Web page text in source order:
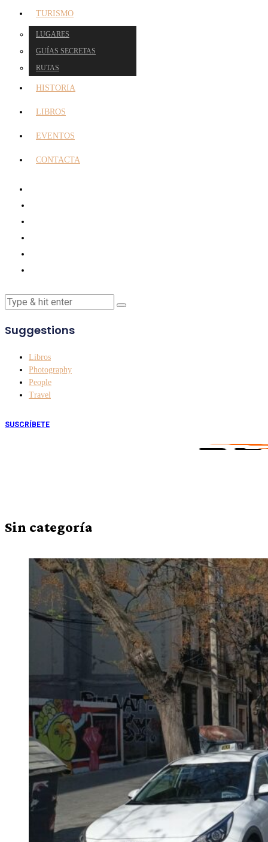
TURISMO
LUGARES
GUÍAS SECRETAS
RUTAS
HISTORIA
LIBROS
EVENTOS
CONTACTA
Suggestions
Libros
Photography
People
Travel
SUSCRÍBETE
Sin categoría